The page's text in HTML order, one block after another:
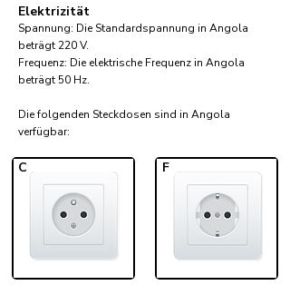
Elektrizität
Spannung: Die Standardspannung in Angola
beträgt 220 V.
Frequenz: Die elektrische Frequenz in Angola
beträgt 50 Hz.
Die folgenden Steckdosen sind in Angola
verfügbar:​
C F